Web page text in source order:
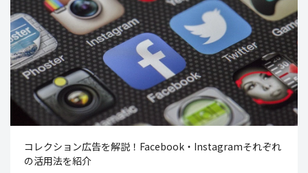
コレクション広告を解説！Facebook・Instagramそれぞれ
の活用法を紹介